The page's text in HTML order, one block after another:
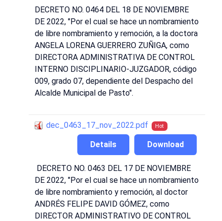
DECRETO NO. 0464 DEL 18 DE NOVIEMBRE
DE 2022, "Por el cual se hace un nombramiento
de libre nombramiento y remoción, a la doctora
ANGELA LORENA GUERRERO ZUÑIGA, como
DIRECTORA ADMINISTRATIVA DE CONTROL
INTERNO DISCIPLINARIO-JUZGADOR, código
009, grado 07, dependiente del Despacho del
Alcalde Municipal de Pasto".
dec_0463_17_nov_2022.pdf Hot
Download
Details
DECRETO NO. 0463 DEL 17 DE NOVIEMBRE
DE 2022, "Por el cual se hace un nombramiento
de libre nombramiento y remoción, al doctor
ANDRÉS FELIPE DAVID GÓMEZ, como
DIRECTOR ADMINISTRATIVO DE CONTROL